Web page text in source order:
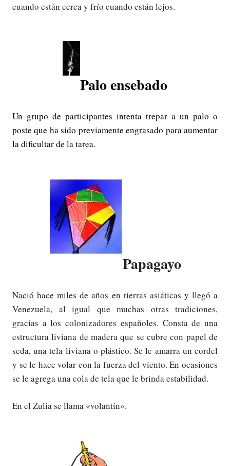
cuando están cerca y frío cuando están lejos.
Palo ensebado
Un grupo de participantes intenta trepar a un palo o
poste que ha sido previamente engrasado para aumentar
la dificultar de la tarea.
Papagayo
Nació hace miles de años en tierras asiáticas y llegó a
Venezuela, al igual que muchas otras tradiciones,
gracias a los colonizadores españoles. Consta de una
estructura liviana de madera que se cubre con papel de
seda, una tela liviana o plástico. Se le amarra un cordel
y se le hace volar con la fuerza del viento. En ocasiones
se le agrega una cola de tela que le brinda estabilidad.
En el Zulia se llama «volantín».